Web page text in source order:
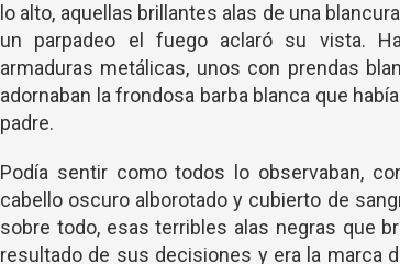
lo alto, aquellas brillantes alas de una
un parpadeo el fuego aclaró su vista.
armaduras metálicas, unos con prendas
adornaban la frondosa barba blanca que
padre.
Podía sentir como todos lo observaban,
cabello oscuro alborotado y cubierto de
sobre todo, esas terribles alas negras que
resultado de sus decisiones y era la marca